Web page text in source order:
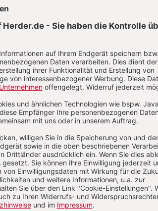
Abo testen
lebt in der Nähe von
des Glaubens und der